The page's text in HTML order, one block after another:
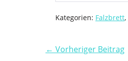
Kategorien: Falzbrett,
← Vorheriger Beitrag